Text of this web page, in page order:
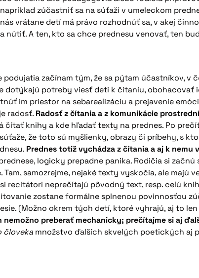
zúčastniť sa na súťaži v umeleckom
vrátane detí má právo rozhodnúť sa, v akej
A ten, kto sa chce prednesu venovať, ten
podujatia začínam tým, že sa pýtam účastníkov, v
dotýkajú potreby viesť deti k čítaniu, obohacovať
im priestor na sebarealizáciu a prejavenie
radosť. Radosť z čítania a z komunikácie
čítať knihy a kde hľadať texty na prednes. Po
že toto sú myšlienky, obrazy či príbehy, s
Prednes totiž vychádza z čítania a aj k nemu
logicky prepadne panika. Rodičia si
samozrejme, nejaké texty vyskočia, ale majú
recitátori neprečítajú pôvodný text, resp. celú
zostane formálne splnenou povinnosťou
(Možno okrem tých detí, ktoré vyhrajú, aj to
preberať mechanicky; prečítajme si aj
človeka množstvo ďalších skvelých poetických aj